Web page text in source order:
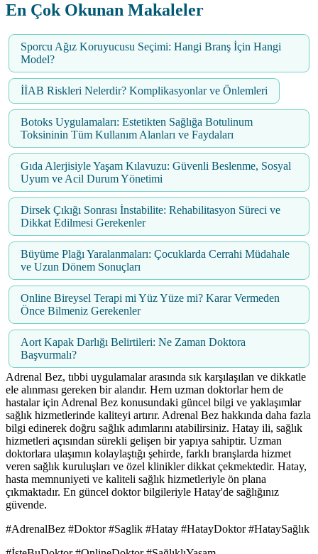
En Çok Okunan Makaleler
Sporcu Ağız Koruyucusu Seçimi: Hangi Branş İçin Hangi
Model?
İİAB Riskleri Nelerdir? Komplikasyonlar ve Önlemleri
Botoks Uygulamaları: Estetikten Sağlığa Botulinum
Toksininin Tüm Kullanım Alanları ve Faydaları
Gıda Alerjisiyle Yaşam Kılavuzu: Güvenli Beslenme, Sosyal
Uyum ve Acil Durum Yönetimi
Dirsek Çıkığı Sonrası İnstabilite: Rehabilitasyon Süreci ve
Dikkat Edilmesi Gerekenler
Büyüme Plağı Yaralanmaları: Çocuklarda Cerrahi Müdahale
ve Uzun Dönem Sonuçları
Online Bireysel Terapi mi Yüz Yüze mi? Karar Vermeden
Önce Bilmeniz Gerekenler
Aort Kapak Darlığı Belirtileri: Ne Zaman Doktora
Başvurmalı?
Adrenal Bez, tıbbi uygulamalar arasında sık karşılaşılan ve dikkatle
ele alınması gereken bir alandır. Hem uzman doktorlar hem de
hastalar için Adrenal Bez konusundaki güncel bilgi ve yaklaşımlar
sağlık hizmetlerinde kaliteyi artırır. Adrenal Bez hakkında daha fazla
bilgi edinerek doğru sağlık adımlarını atabilirsiniz. Hatay ili, sağlık
hizmetleri açısından sürekli gelişen bir yapıya sahiptir. Uzman
doktorlara ulaşımın kolaylaştığı şehirde, farklı branşlarda hizmet
veren sağlık kuruluşları ve özel klinikler dikkat çekmektedir. Hatay,
hasta memnuniyeti ve kaliteli sağlık hizmetleriyle ön plana
çıkmaktadır. En güncel doktor bilgileriyle Hatay'de sağlığınız
güvende.
#AdrenalBez #Doktor #Saglik #Hatay #HatayDoktor #HataySağlık